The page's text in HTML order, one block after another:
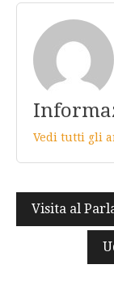
Vedi tutti gli
articoli
Visita al